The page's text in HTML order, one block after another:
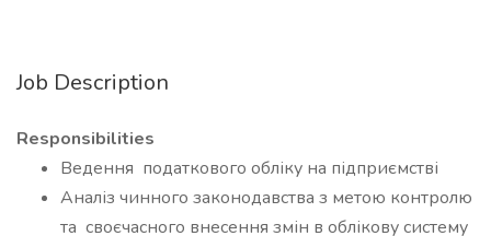
Job Description
Responsibilities
Ведення податкового обліку на підприємстві
Аналіз чинного законодавства з метою контролю
та своєчасного внесення змін в облікову систему